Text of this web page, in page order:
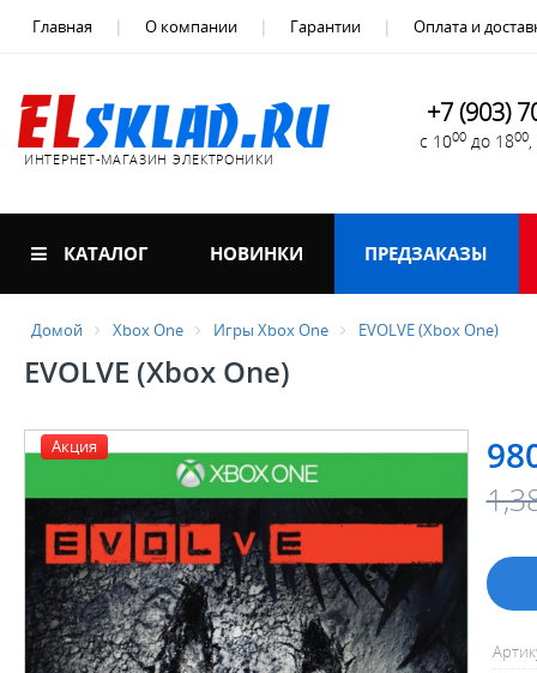
Главная О компании Гарантии Оплата и
ИНТЕРНЕТ-МАГАЗИН ЭЛЕКТРОНИКИ
+7 (903)
с 1000 до 1800
КАТАЛОГ НОВИНКИ ПРЕДЗАКАЗЫ
Домой Xbox One Игры Xbox One EVOLVE (Xbox One)
EVOLVE (Xbox One)
Акция